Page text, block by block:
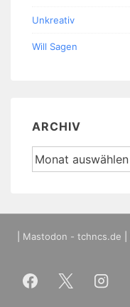
Unkreativ
Will Sagen
ARCHIV
Archiv
Mastodon - tchncs.de